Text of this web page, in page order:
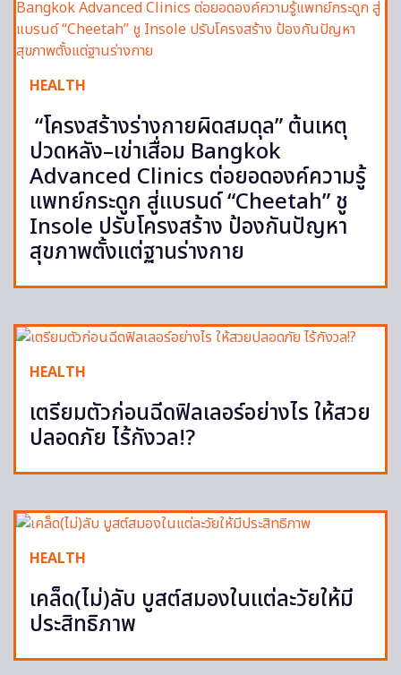
HEALTH
“โครงสร้างร่างกายผิดสมดุล” ต้นเหตุ
ปวดหลัง–เข่าเสื่อม Bangkok
Advanced Clinics ต่อยอดองค์ความรู้
แพทย์กระดูก สู่แบรนด์ “Cheetah” ชู
Insole ปรับโครงสร้าง ป้องกันปัญหา
สุขภาพตั้งแต่ฐานร่างกาย
HEALTH
เตรียมตัวก่อนฉีดฟิลเลอร์อย่างไร ให้สวย
ปลอดภัย ไร้กังวล!?
HEALTH
เคล็ด(ไม่)ลับ บูสต์สมองในแต่ละวัยให้มี
ประสิทธิภาพ